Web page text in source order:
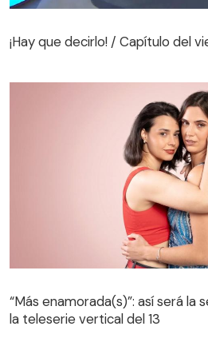
¡Hay que decirlo! / Capítulo del
“Más enamorada(s)”: así será
la teleserie vertical del 13